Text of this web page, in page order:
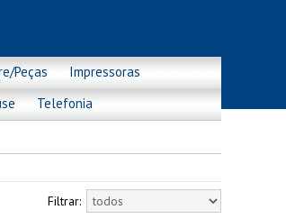
Peças
Impressoras
Telefonia
Filtrar: